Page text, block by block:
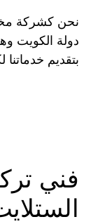
نحن كشركة
دولة الكويت
بتقديم
فني